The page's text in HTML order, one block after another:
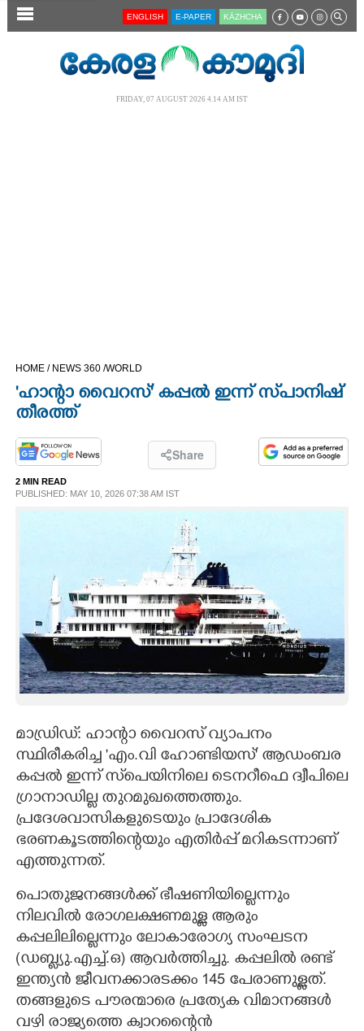
SECTIONS
INFO+
ART
CARTOONS
LITERATURE
CONTACT US
ENGLISH E-PAPER KĀZHCHA
FRIDAY, 07 AUGUST 2026 4.14 AM IST
HOME / NEWS 360 /WORLD
'ഹാന്റാ വൈറസ്' കപ്പൽ ഇന്ന് സ്‌പാനിഷ്
തീരത്ത്
Share
2 MIN READ
PUBLISHED: MAY 10, 2026 07:38 AM IST
മാഡ്രിഡ്: ഹാന്റാ വൈറസ് വ്യാപനം
സ്ഥിരീകരിച്ച 'എം.വി ഹോണ്ടിയസ്" ആഡംബര
കപ്പൽ ഇന്ന് സ്‌പെയിനിലെ ടെനറീഫെ ദ്വീപിലെ
ഗ്രാനാഡില്ല തുറമുഖത്തെത്തും.
പ്രദേശവാസികളുടെയും പ്രാദേശിക
ഭരണകൂടത്തിന്റെയും എതിർപ്പ് മറികടന്നാണ്
എത്തുന്നത്.
പൊതുജനങ്ങൾക്ക് ഭീഷണിയില്ലെന്നും
നിലവിൽ രോഗലക്ഷണമുള്ള ആരും
കപ്പലിലില്ലെന്നും ലോകാരോഗ്യ സംഘടന
(ഡബ്ല്യു.എച്ച്.ഒ) ആവർത്തിച്ചു. കപ്പലിൽ രണ്ട്
ഇന്ത്യൻ ജീവനക്കാരടക്കം 145 പേരാണുള്ളത്.
തങ്ങളുടെ പൗരന്മാരെ പ്രത്യേക വിമാനങ്ങൾ
വഴി രാജ്യത്തെ ക്വാറന്റൈൻ